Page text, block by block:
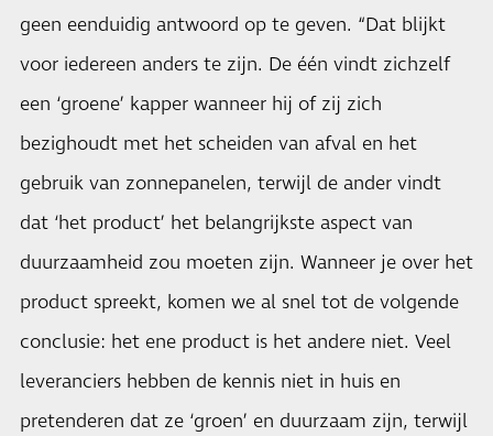
geen eenduidig antwoord op te geven. “Dat blijkt
voor iedereen anders te zijn. De één vindt zichzelf
een ‘groene’ kapper wanneer hij of zij zich
bezighoudt met het scheiden van afval en het
gebruik van zonnepanelen, terwijl de ander vindt
dat ‘het product’ het belangrijkste aspect van
duurzaamheid zou moeten zijn. Wanneer je over het
product spreekt, komen we al snel tot de volgende
conclusie: het ene product is het andere niet. Veel
leveranciers hebben de kennis niet in huis en
pretenderen dat ze ‘groen’ en duurzaam zijn, terwijl